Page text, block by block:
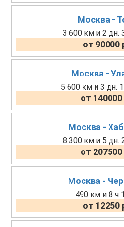
Москва -
3 600 км и 2 дн.
от 90000
Москва -
5 600 км и 3 дн.
от 140000
Москва -
8 300 км и 5 дн.
от 207500
Москва -
490 км и 8 ч
от 12250